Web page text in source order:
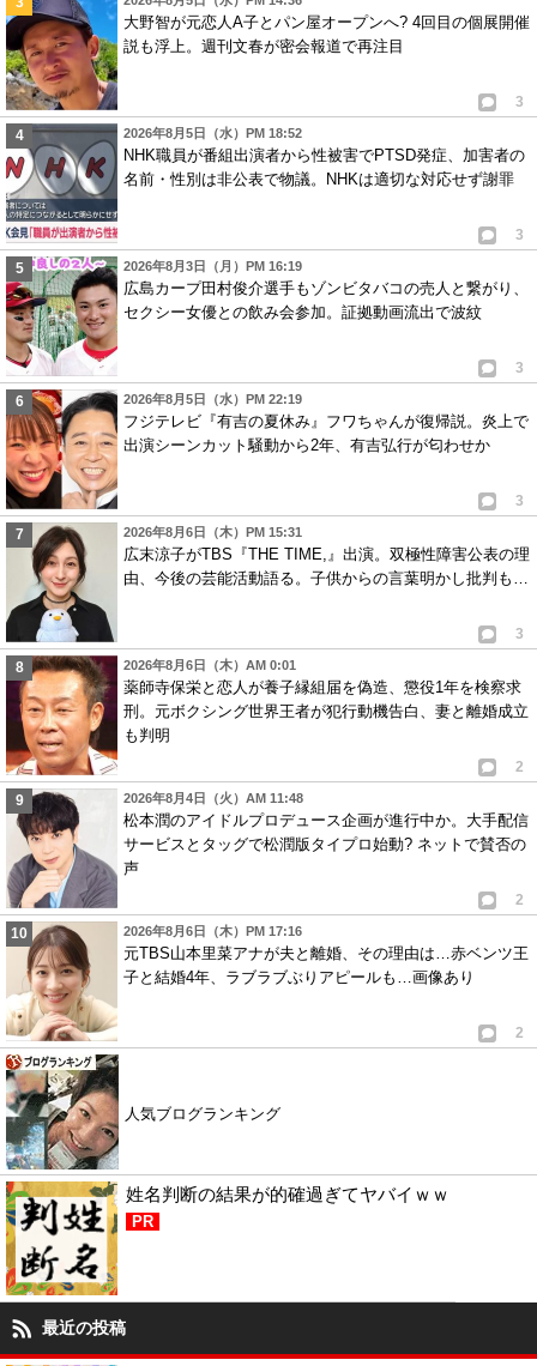
大野智が元恋人A子とパン屋オープンへ? 4回目の個展開催
説も浮上。週刊文春が密会報道で再注目
3
2026年8月5日（水）PM 18:52
NHK職員が番組出演者から性被害でPTSD発症、加害者の
名前・性別は非公表で物議。NHKは適切な対応せず謝罪
3
2026年8月3日（月）PM 16:19
広島カープ田村俊介選手もゾンビタバコの売人と繋がり、
セクシー女優との飲み会参加。証拠動画流出で波紋
3
2026年8月5日（水）PM 22:19
フジテレビ『有吉の夏休み』フワちゃんが復帰説。炎上で
出演シーンカット騒動から2年、有吉弘行が匂わせか
3
2026年8月6日（木）PM 15:31
広末涼子がTBS『THE TIME,』出演。双極性障害公表の理
由、今後の芸能活動語る。子供からの言葉明かし批判も…
3
2026年8月6日（木）AM 0:01
薬師寺保栄と恋人が養子縁組届を偽造、懲役1年を検察求
刑。元ボクシング世界王者が犯行動機告白、妻と離婚成立
も判明
2
2026年8月4日（火）AM 11:48
松本潤のアイドルプロデュース企画が進行中か。大手配信
サービスとタッグで松潤版タイプロ始動? ネットで賛否の
声
2
2026年8月6日（木）PM 17:16
元TBS山本里菜アナが夫と離婚、その理由は…赤ベンツ王
子と結婚4年、ラブラブぶりアピールも…画像あり
2
人気ブログランキング
姓名判断の結果が的確過ぎてヤバイｗｗ
PR
最近の投稿